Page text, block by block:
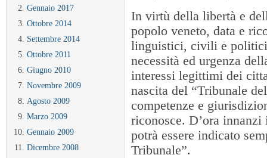
Gennaio 2017
Ottobre 2014
Settembre 2014
Ottobre 2011
Giugno 2010
Novembre 2009
Agosto 2009
Marzo 2009
Gennaio 2009
Dicembre 2008
In virtù della libertà e
popolo veneto, data e
linguistici, civili e
necessità ed urgenza
interessi legittimi dei
nascita del “Tribunale
competenze e
riconosce. D’ora
potrà essere indicato
Tribunale”.